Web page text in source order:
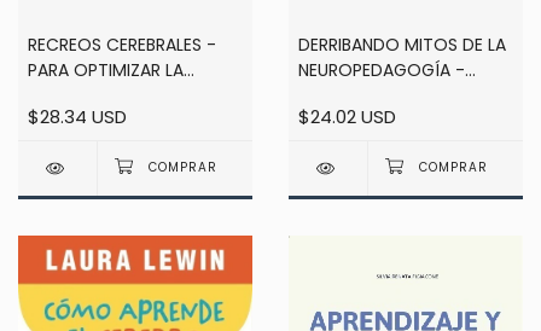
RECREOS CEREBRALES -
PARA OPTIMIZAR LA
LAS CAPACIDADES
EJECUTIVAS ...ROSANA
FERNÁNDEZ COTO
$28.34 USD
DERRIBANDO MITOS DE LA
NEUROPEDAGOGÍA -
COTO
$24.02 USD